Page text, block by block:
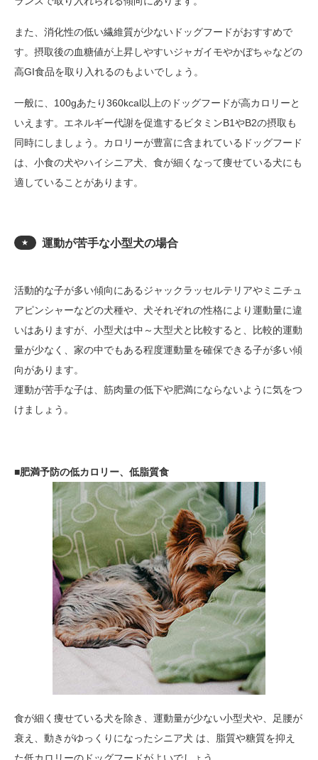
また、消化性の低い繊維質が少ないドッグフードがおすすめで
す。摂取後の血糖値が上昇しやすいジャガイモやかぼちゃなどの
高GI食品を取り入れるのもよいでしょう。
一般に、100gあたり360kcal以上のドッグフードが高カロリーと
いえます。エネルギー代謝を促進するビタミンB1やB2の摂取も
同時にしましょう。カロリーが豊富に含まれているドッグフード
は、小食の犬やハイシニア犬、食が細くなって痩せている犬にも
適していることがあります。
★ 運動が苦手な小型犬の場合
活動的な子が多い傾向にあるジャックラッセルテリアやミニチュ
アピンシャーなどの犬種や、犬それぞれの性格により運動量に違
いはありますが、小型犬は中～大型犬と比較すると、比較的運動
量が少なく、家の中でもある程度運動量を確保できる子が多い傾
向があります。
運動が苦手な子は、筋肉量の低下や肥満にならないように気をつ
けましょう。
■肥満予防の低カロリー、低脂質食
食が細く痩せている犬を除き、運動量が少ない小型犬や、足腰が
衰え、動きがゆっくりになったシニア犬 は、脂質や糖質を抑え
た低カロリーのドッグフードがよいでしょう。